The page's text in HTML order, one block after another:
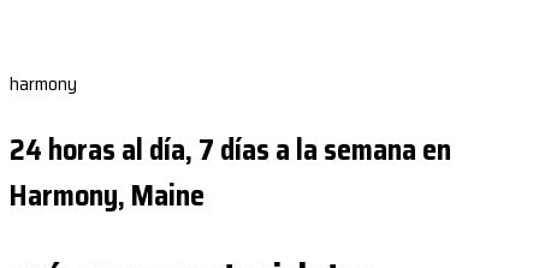
harmony
24 horas al día, 7 días a la semana en
Harmony, Maine